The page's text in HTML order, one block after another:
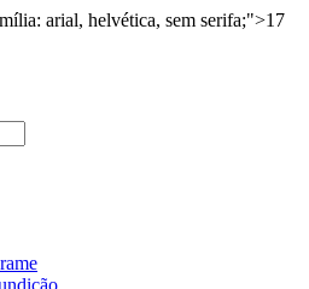
arial, helvética, sem serifa;">17